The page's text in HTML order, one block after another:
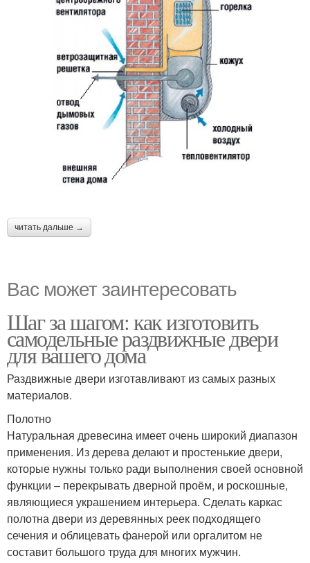
читать дальше →
Вас может заинтересовать
Шаг за шагом: как изготовить
самодельные раздвижные двери
для вашего дома
Раздвижные двери изготавливают из самых разных
материалов.
Полотно
Натуральная древесина имеет очень широкий диапазон
применения. Из дерева делают и простенькие двери,
которые нужны только ради выполнения своей основной
функции – перекрывать дверной проём, и роскошные,
являющиеся украшением интерьера. Сделать каркас
полотна двери из деревянных реек подходящего
сечения и облицевать фанерой или оргалитом не
составит большого труда для многих мужчин.